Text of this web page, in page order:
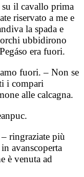
il cavallo prima
riservato a me e
la spada e
ubbidirono
era fuori.
fuori. – Non se
i compari
alle calcagna.
ringraziate più
avanscoperta
è venuta ad